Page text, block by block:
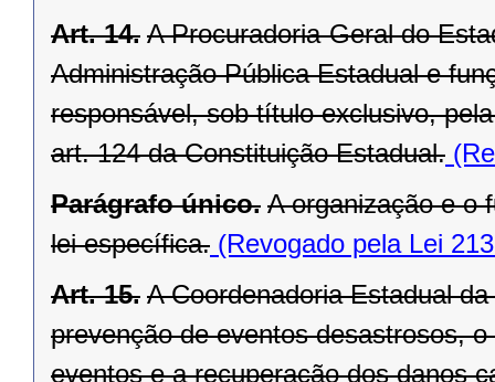
Art. 14. A Procuradoria-Geral do
Administração Pública Estadual e
responsável, sob título exclusivo,
art. 124 da Constituição Estadual.
Parágrafo único. A organização e o
lei específica. (Revogado pela Lei
Art. 15. A Coordenadoria Estadual
prevenção de eventos desastrosos,
eventos e a recuperação dos danos